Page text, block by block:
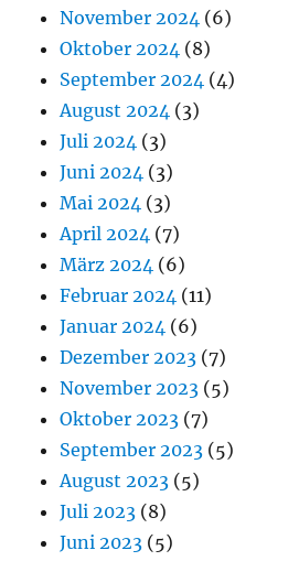
November 2024 (6)
Oktober 2024 (8)
September 2024 (4)
August 2024 (3)
Juli 2024 (3)
Juni 2024 (3)
Mai 2024 (3)
April 2024 (7)
März 2024 (6)
Februar 2024 (11)
Januar 2024 (6)
Dezember 2023 (7)
November 2023 (5)
Oktober 2023 (7)
September 2023 (5)
August 2023 (5)
Juli 2023 (8)
Juni 2023 (5)